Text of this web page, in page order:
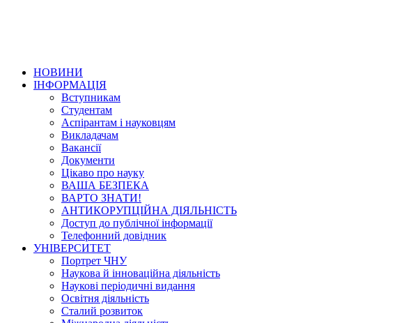
НОВИНИ
ІНФОРМАЦІЯ
Вступникам
Студентам
Аспірантам і науковцям
Викладачам
Вакансії
Документи
Цікаво про науку
ВАША БЕЗПЕКА
ВАРТО ЗНАТИ!
АНТИКОРУПЦІЙНА ДІЯЛЬНІСТЬ
Доступ до публічної інформації
Телефонний довідник
УНІВЕРСИТЕТ
Портрет ЧНУ
Наукова й інноваційна діяльність
Наукові періодичні видання
Освітня діяльність
Сталий розвиток